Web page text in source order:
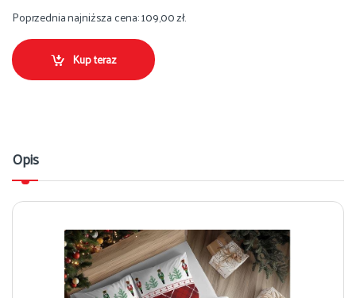
Poprzednia najniższa cena:109,00zł.
Kup teraz
Opis